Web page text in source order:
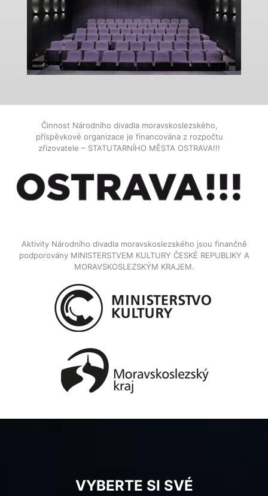
Činnost Národního divadla moravskoslezského,
příspěvkové organizace je financována z rozpočtu
zřizovatele – STATUTARNÍHO MĚSTA OSTRAVA!!!
Aktivity Národního divadla moravskoslezského jsou finančně
podporovány MINISTERSTVEM KULTURY ČESKÉ REPUBLIKY A
MORAVSKOSLEZSKÝM KRAJEM.
VYBERTE SI SVÉ